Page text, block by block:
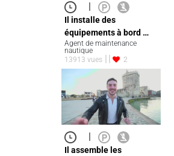
|
Il installe des
équipements à bord …
Agent de maintenance
nautique
13913 vues
2
|
Il assemble les